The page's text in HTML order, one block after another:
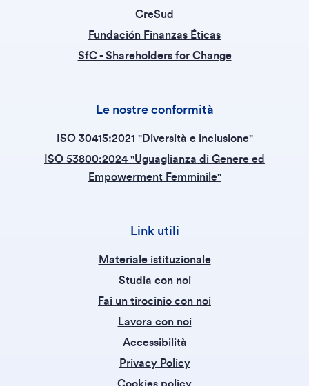
CreSud
Fundación Finanzas Éticas
SfC - Shareholders for Change
Le nostre conformità
ISO 30415:2021 "Diversità e inclusione"
ISO 53800:2024 "Uguaglianza di Genere ed
Empowerment Femminile"
Link utili
Materiale istituzionale
Studia con noi
Fai un tirocinio con noi
Lavora con noi
Accessibilità
Privacy Policy